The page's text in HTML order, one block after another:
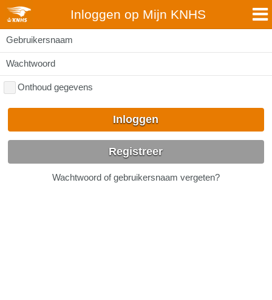
Inloggen op Mijn KNHS
Gebruikersnaam
Wachtwoord
Onthoud gegevens
Inloggen
Registreer
Wachtwoord of gebruikersnaam vergeten?